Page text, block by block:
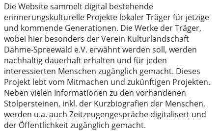
Die Website sammelt digital bestehende
erinnerungskulturelle Projekte lokaler Träger für jetzige
und kommende Generationen. Die Werke der Träger,
wobei hier besonders der Verein Kulturlandschaft
Dahme-Spreewald e.V. erwähnt werden soll, werden
nachhaltig dauerhaft erhalten und für jeden
interessierten Menschen zugänglich gemacht. Dieses
Projekt lebt vom Mitmachen und zukünftigen Projekten.
Neben vielen Informationen zu den vorhandenen
Stolpersteinen, inkl. der Kurzbiografien der Menschen,
werden u.a. auch Zeitzeugengespräche digitalisert und
der Öffentlichkeit zugänglich gemacht.